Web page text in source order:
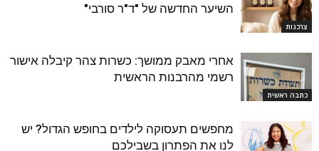
צרכנות
השיער החדשה של "ד"ר סורבי"
כתבה ראשית
אחרי מאבק ממושך: כשרות צהר קיבלה אישור
רשמי מהרבנות הראשית
מחפשים תעסוקה לילדים בחופש הגדול? יש
לנו את הפתרון בשבילכם